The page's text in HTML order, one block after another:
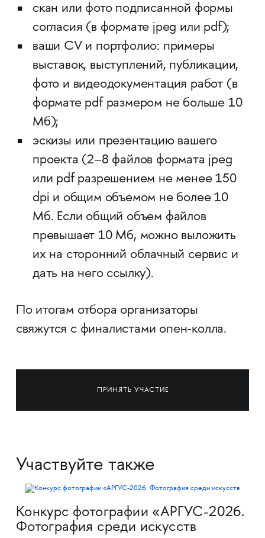
скан или фото подписанной формы
согласия (в формате jpeg или pdf);
ваши CV и портфолио: примеры
выставок, выступлений, публикации,
фото и видеодокументация работ (в
формате pdf размером не больше 10
Мб);
эскизы или презентацию вашего
проекта (2–8 файлов формата jpeg
или pdf разрешением не менее 150
dpi и общим объемом не более 10
Мб. Если общий объем файлов
превышает 10 Мб, можно выложить
их на сторонний облачный сервис и
дать на него ссылку).
По итогам отбора организаторы
свяжутся с финалистами опен-колла.
ПРИНЯТЬ УЧАСТИЕ
Участвуйте также
Конкурс фотографии «АРГУС-2026.
Фотография среди искусств